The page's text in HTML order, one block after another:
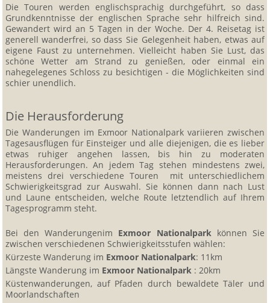
Die Touren werden englischsprachig durchgeführt, so dass
Grundkenntnisse der englischen Sprache sehr hilfreich sind.
Gewandert wird an 5 Tagen in der Woche. Der 4. Reisetag ist
generell wanderfrei, so dass Sie Gelegenheit haben, etwas auf
eigene Faust zu unternehmen. Vielleicht haben Sie Lust, das
schöne Wetter am Strand zu genießen, oder einmal ein
nahegelegenes Schloss zu besichtigen - die Möglichkeiten sind
schier unendlich.
Die Herausforderung
Die Wanderungen im Exmoor Nationalpark variieren zwischen
Tagesausflügen für Einsteiger und alle diejenigen, die es lieber
etwas ruhiger angehen lassen, bis hin zu moderaten
Herausforderungen. An jedem Tag stehen mindestens zwei,
meistens drei verschiedene Touren mit unterschiedlichem
Schwierigkeitsgrad zur Auswahl. Sie können dann nach Lust
und Laune entscheiden, welche Route letztendlich auf Ihrem
Tagesprogramm steht.
Bei den Wanderungenim Exmoor Nationalpark können Sie
zwischen verschiedenen Schwierigkeitsstufen wählen:
Kürzeste Wanderung im Exmoor Nationalpark: 11km
Längste Wanderung im Exmoor Nationalpark : 20km
Küstenwanderungen, auf Pfaden durch bewaldete Täler und
Moorlandschaften